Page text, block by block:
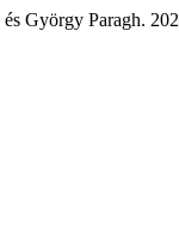
György Paragh.